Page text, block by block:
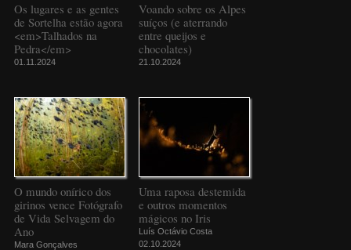
Os lugares e as gentes
de Sortelha estão agora
<em>Talhados na
Pedra</em>
01.11.2024
Voando sobre os Alpes
suíços (e aterrando
entre queijos e
chocolates)
21.10.2024
O mundo onírico dos
girinos vence Fotógrafo
de Vida Selvagem do
Ano
Mara Gonçalves
Uma raposa destemida
e outros momentos
mágicos no Iris
Luís Octávio Costa
02.10.2024